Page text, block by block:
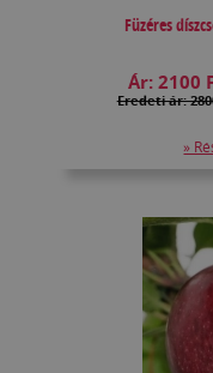
Füzéres
Ár:2100
Eredeti ár:
»